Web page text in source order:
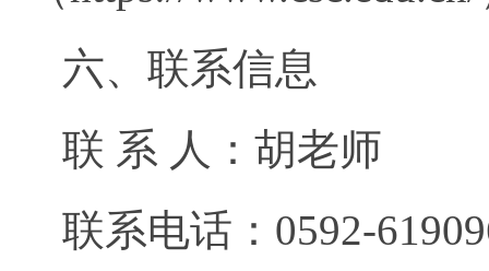
六、联系信息
联 系 人：胡老师
联系电话：0592-